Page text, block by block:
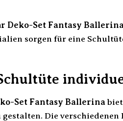
Deko-Set Fantasy
sorgen für eine
Set Fantasy Ballerina
gestalten. Die